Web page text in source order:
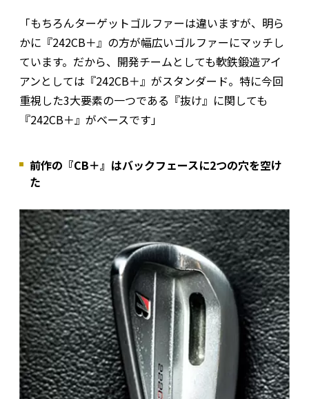
「もちろんターゲットゴルファーは違いますが、明ら
かに『242CB＋』の方が幅広いゴルファーにマッチし
ています。だから、開発チームとしても軟鉄鍛造アイ
アンとしては『242CB＋』がスタンダード。特に今回
重視した3大要素の一つである『抜け』に関しても
『242CB＋』がベースです」
前作の『CB＋』はバックフェースに2つの穴を空け
た